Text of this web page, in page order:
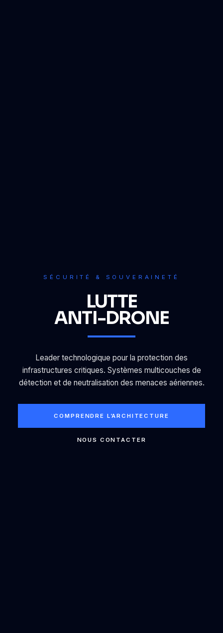
SÉCURITÉ & SOUVERAINETÉ
LUTTE
ANTI-DRONE
Leader technologique pour la protection des
infrastructures critiques. Systèmes multicouches de
détection et de neutralisation des menaces aériennes.
COMPRENDRE L’ARCHITECTURE
NOUS CONTACTER